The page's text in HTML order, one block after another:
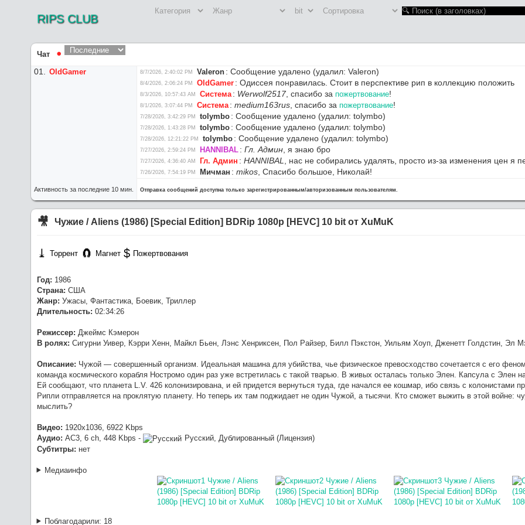
RIPS CLUB
Чат
⚫︎
OldGamer
8/7/2026, 2:40:02 PM Valeron : Сообщение удалено (удалил: Valeron)
8/4/2026, 2:06:24 PM OldGamer : Одиссея понравилась. Стоит в перспективе рип в коллекцию положить
8/3/2026, 10:57:43 AM Система : Werwolf2517, спасибо за пожертвование!
8/1/2026, 3:07:44 PM Система : medium163rus, спасибо за пожертвование!
7/28/2026, 3:42:29 PM tolymbo : Сообщение удалено (удалил: tolymbo)
7/28/2026, 1:43:28 PM tolymbo : Сообщение удалено (удалил: tolymbo)
7/28/2026, 12:21:22 PM tolymbo : Сообщение удалено (удалил: tolymbo)
7/27/2026, 2:59:24 PM HANNIBAL : Гл. Админ, я знаю бро
7/27/2026, 4:36:40 AM Гл. Админ : HANNIBAL , нас не собирались удалять, просто из-за изменения цен я
7/26/2026, 7:54:19 PM Мичман : mikos, Спасибо большое, Николай!
7/26/2026, 8:57:05 AM HANNIBAL:мой сайт вообще удалили
:наступает полная ж,,,,па
maxim2201:Северино / Severino (1978) BDRip 1080p [HEVC] 10 bit от OldGamer (RG
7/25/2026, 4:10:07 PM Гл. Админ :Переезд завершен. Ближайшие 4 месяца буду сильно занят. Зимой
Приключения Тинтина: Тайна Единорога / The
7/23/2026, 5:06:04 PM
Активность за последние 10 мин. Отправка сообщений доступна только зарегистрированным/авторизованным пользователям.
🎥︎ Чужие / Aliens (1986) [Special Edition] BDRip 1080p [HEVC] 10 bit от XuMuK
⤓︎ Торрент 🧲︎ Магнет $ Пожертвования
Год: 1986
Страна: США
Жанр: Ужасы, Фантастика, Боевик, Триллер
Длительность: 02:34:26
Режиссер: Джеймс Кэмерон
В ролях: Сигурни Уивер, Кэрри Хенн, Майкл Бьен, Лэнс Хенриксен, Пол Райзер, Билл Пэкстон, Уильям Хоуп, Дженетт Голдстин, Эл
Описание: Чужой — совершенный организм. Идеальная машина для убийства, чье физическое превосходство сочетается с его
команда космического корабля Ностромо один раз уже встретилась с такой тварью. В живых осталась только Элен. Капсула с Элен
Ей сообщают, что планета L.V. 426 колонизирована, и ей придется вернуться туда, где начался ее кошмар, ибо связь с колонистами
Рипли отправляется на проклятую планету. Но теперь их там поджидает не один Чужой, а тысячи. Кто сможет выжить в этой войне:
мыслить?
Видео: 1920x1036, 6922 Kbps
Аудио: AC3, 6 ch, 448 Kbps -
Русский, Дублированный (Лицензия)
Субтитры: нет
Медиаинфо
Поблагодарили: 18